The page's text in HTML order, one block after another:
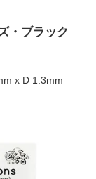
・ブラック
x D 1.3mm